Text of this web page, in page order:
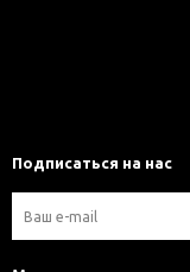
Подписаться на нас